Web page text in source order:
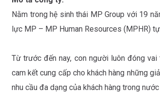
Nằm trong hệ sinh thái MP Group với 19
lực MP – MP Human Resources (MPHR)
Từ trước đến nay, con người luôn đóng
cam kết cung cấp cho khách hàng những
nhu cầu đa dạng của khách hàng trong